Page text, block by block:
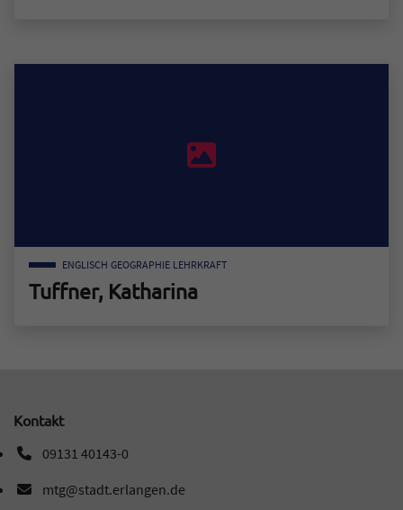
ENGLISCH GEOGRAPHIE LEHRKRAFT
Tuffner, Katharina
Kontakt
09131 40143-0
Telefonnummer: 0 9 1 3 1 4 0 1 4 3 0
mtg@stadt.erlangen.de
E-Mail Adresse: mtg@stadt.erlangen.de